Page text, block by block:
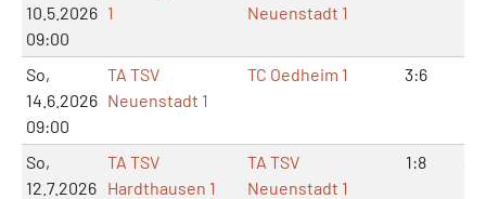
10.5.2026
09:00
1
Neuenstadt 1
So,
14.6.2026
09:00
TA TSV
Neuenstadt 1
TC Oedheim 1 3:6
So,
12.7.2026
TA TSV
Hardthausen 1
TA TSV
Neuenstadt 1
1:8